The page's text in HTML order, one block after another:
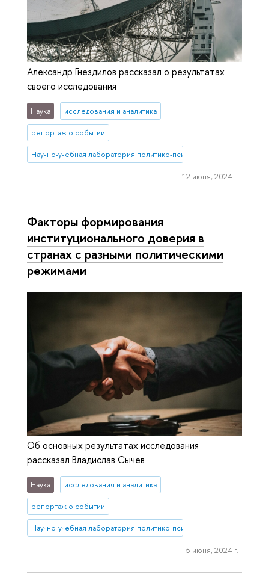
Александр Гнездилов рассказал о результатах
своего исследования
Наука исследования и аналитика
репортаж о событии
Научно-учебная лаборатория политико-психологических
12 июня, 2024 г.
Факторы формирования
институционального доверия в
странах с разными политическими
режимами
Об основных результатах исследования
рассказал Владислав Сычев
Наука исследования и аналитика
репортаж о событии
Научно-учебная лаборатория политико-психологических
5 июня, 2024 г.